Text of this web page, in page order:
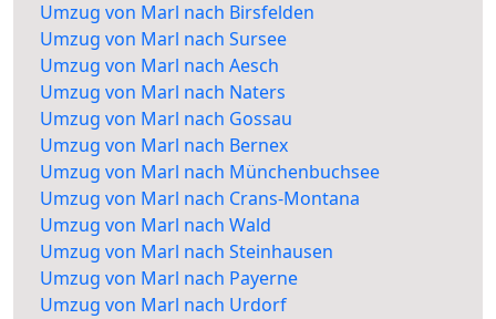
Umzug von Marl nach Birsfelden
Umzug von Marl nach Sursee
Umzug von Marl nach Aesch
Umzug von Marl nach Naters
Umzug von Marl nach Gossau
Umzug von Marl nach Bernex
Umzug von Marl nach Münchenbuchsee
Umzug von Marl nach Crans-Montana
Umzug von Marl nach Wald
Umzug von Marl nach Steinhausen
Umzug von Marl nach Payerne
Umzug von Marl nach Urdorf